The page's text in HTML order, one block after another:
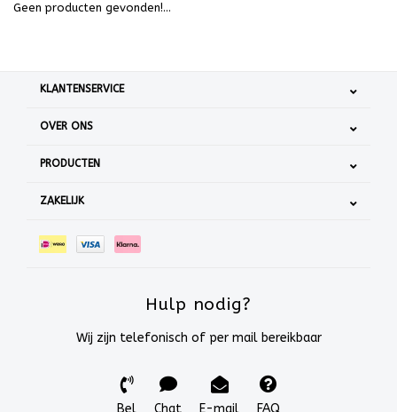
Geen producten gevonden!...
KLANTENSERVICE
OVER ONS
PRODUCTEN
ZAKELIJK
Hulp nodig?
Wij zijn telefonisch of per mail bereikbaar
Bel Chat E-mail FAQ